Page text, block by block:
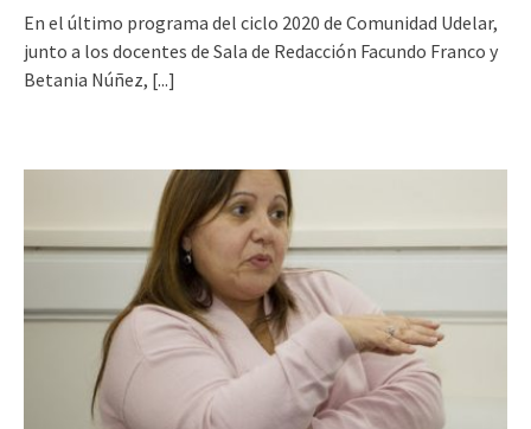
En el último programa del ciclo 2020 de Comunidad Udelar,
junto a los docentes de Sala de Redacción Facundo Franco y
Betania Núñez, [...]